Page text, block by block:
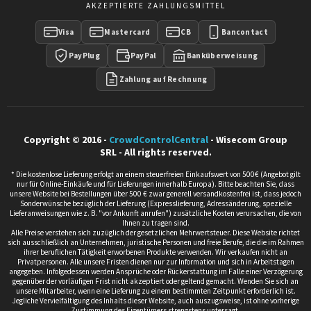
AKZEPTIERTE ZAHLUNGSMITTEL
Visa Mastercard CB Bancontact
PayPlug PayPal Banküberweisung
Zahlung auf Rechnung
Copyright © 2016 - CrowdControlCentral - Wisecom Group
SRL - All rights reserved.
* Die kostenlose Lieferung erfolgt an einem steuerfreien Einkaufswert von 500€ (Angebot gilt
nur für Online-Einkäufe und für Lieferungen innerhalb Europa). Bitte beachten Sie, dass
unsere Website bei Bestellungen über 500 € zwar generell versandkostenfrei ist, dass jedoch
Sonderwünsche bezüglich der Lieferung (Expresslieferung, Adressänderung, spezielle
Lieferanweisungen wie z. B. "vor Ankunft anrufen") zusätzliche Kosten verursachen, die von
Ihnen zu tragen sind.
Alle Preise verstehen sich zuzüglich der gesetzlichen Mehrwertsteuer. Diese Website richtet
sich ausschließlich an Unternehmen, juristische Personen und freie Berufe, die die im Rahmen
ihrer beruflichen Tätigkeit erworbenen Produkte verwenden. Wir verkaufen nicht an
Privatpersonen. Alle unsere Fristen dienen nur zur Information und sich in Arbeitstagen
angegeben. Infolgedessen werden Ansprüche oder Rückerstattung im Falle einer Verzögerung
gegenüber der vorläufigen Frist nicht akzeptiert oder geltend gemacht. Wenden Sie sich an
unsere Mitarbeiter, wenn eine Lieferung zu einem bestimmten Zeitpunkt erforderlich ist.
Jegliche Vervielfältigung des Inhalts dieser Website, auch auszugsweise, ist ohne vorherige